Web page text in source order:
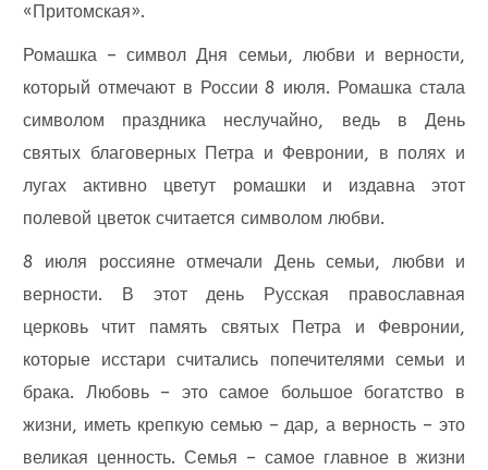
«Притомская».
Ромашка – символ Дня семьи, любви и верности,
который отмечают в России 8 июля. Ромашка стала
символом праздника неслучайно, ведь в День
святых благоверных Петра и Февронии, в полях и
лугах активно цветут ромашки и издавна этот
полевой цветок считается символом любви.
8 июля россияне отмечали День семьи, любви и
верности. В этот день Русская православная
церковь чтит память святых Петра и Февронии,
которые исстари считались попечителями семьи и
брака. Любовь – это самое большое богатство в
жизни, иметь крепкую семью – дар, а верность – это
великая ценность. Семья – самое главное в жизни